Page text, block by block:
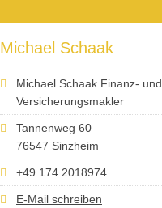
Michael Schaak
Michael Schaak Finanz- und
Versicherungsmakler
Tannenweg 60
76547 Sinzheim
+49 174 2018974
E-Mail schreiben